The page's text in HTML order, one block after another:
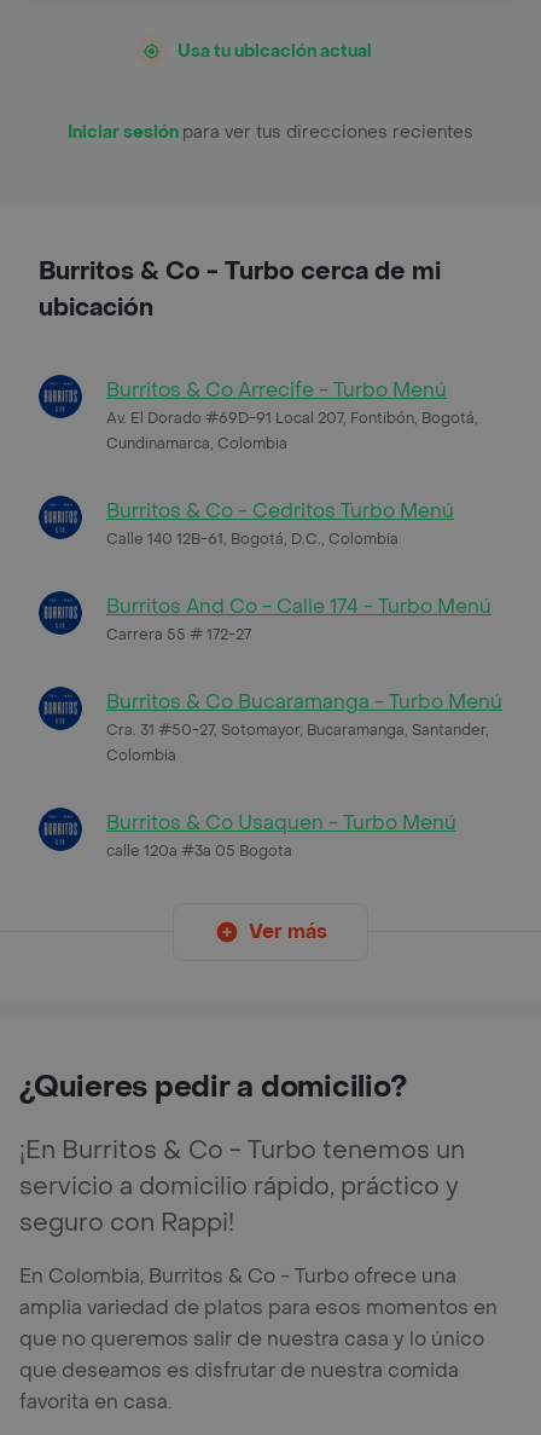
Usa tu ubicación actual
Iniciar sesión para ver tus direcciones recientes
Burritos & Co - Turbo cerca de mi
ubicación
Burritos & Co Arrecife - Turbo Menú
Av. El Dorado #69D-91 Local 207, Fontibón, Bogotá,
Cundinamarca, Colombia
Burritos & Co - Cedritos Turbo Menú
Calle 140 12B-61, Bogotá, D.C., Colombia
Burritos And Co - Calle 174 - Turbo Menú
Carrera 55 # 172-27
Burritos & Co Bucaramanga - Turbo Menú
Cra. 31 #50-27, Sotomayor, Bucaramanga, Santander,
Colombia
Burritos & Co Usaquen - Turbo Menú
calle 120a #3a 05 Bogota
Ver más
¿Quieres pedir a domicilio?
¡En Burritos & Co - Turbo tenemos un
servicio a domicilio rápido, práctico y
seguro con Rappi!
En Colombia, Burritos & Co - Turbo ofrece una
amplia variedad de platos para esos momentos en
que no queremos salir de nuestra casa y lo único
que deseamos es disfrutar de nuestra comida
favorita en casa.